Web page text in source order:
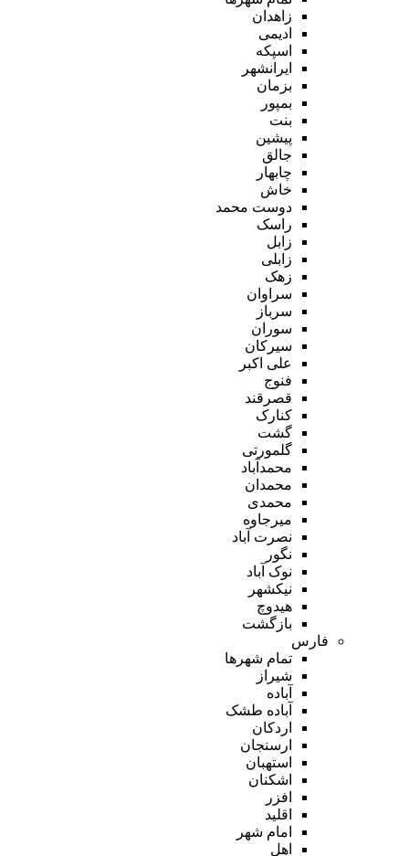
زاهدان
ادیمی
اسپکه
ایرانشهر
بزمان
بمپور
بنت
پیشین
جالق
چابهار
خاش
دوست محمد
راسک
زابل
زابلی
زهک
سراوان
سرباز
سوران
سیرکان
علی اکبر
فنوج
قصرقند
کنارک
گشت
گلمورتی
محمدآباد
محمدان
محمدی
میرجاوه
نصرت آباد
نگور
نوک آباد
نیکشهر
هیدوچ
بازگشت
فارس
تمام شهر‌ها
شیراز
آباده
آباده طشک
اردکان
ارسنجان
استهبان
اشکنان
افزر
اقلید
امام شهر
اهل